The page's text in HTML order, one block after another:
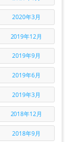
2020年3月
2019年12月
2019年9月
2019年6月
2019年3月
2018年12月
2018年9月